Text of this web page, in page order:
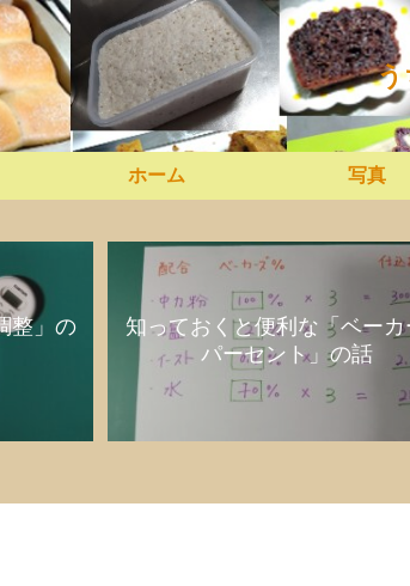
う
ホーム 写真
整」の
知っておくと便利な「ベーカ
パーセント」の話